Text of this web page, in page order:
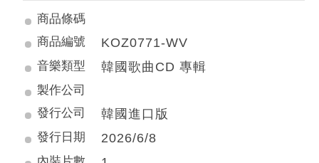
商品條碼
商品編號
KOZ0771-WV
音樂類型 韓國歌曲CD 專輯
製作公司
發行公司
韓國進口版
發行日期 2026/6/8